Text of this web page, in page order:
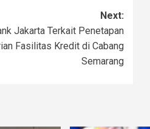
Next:
Jakarta Terkait Penetapan
Fasilitas Kredit di Cabang
Semarang